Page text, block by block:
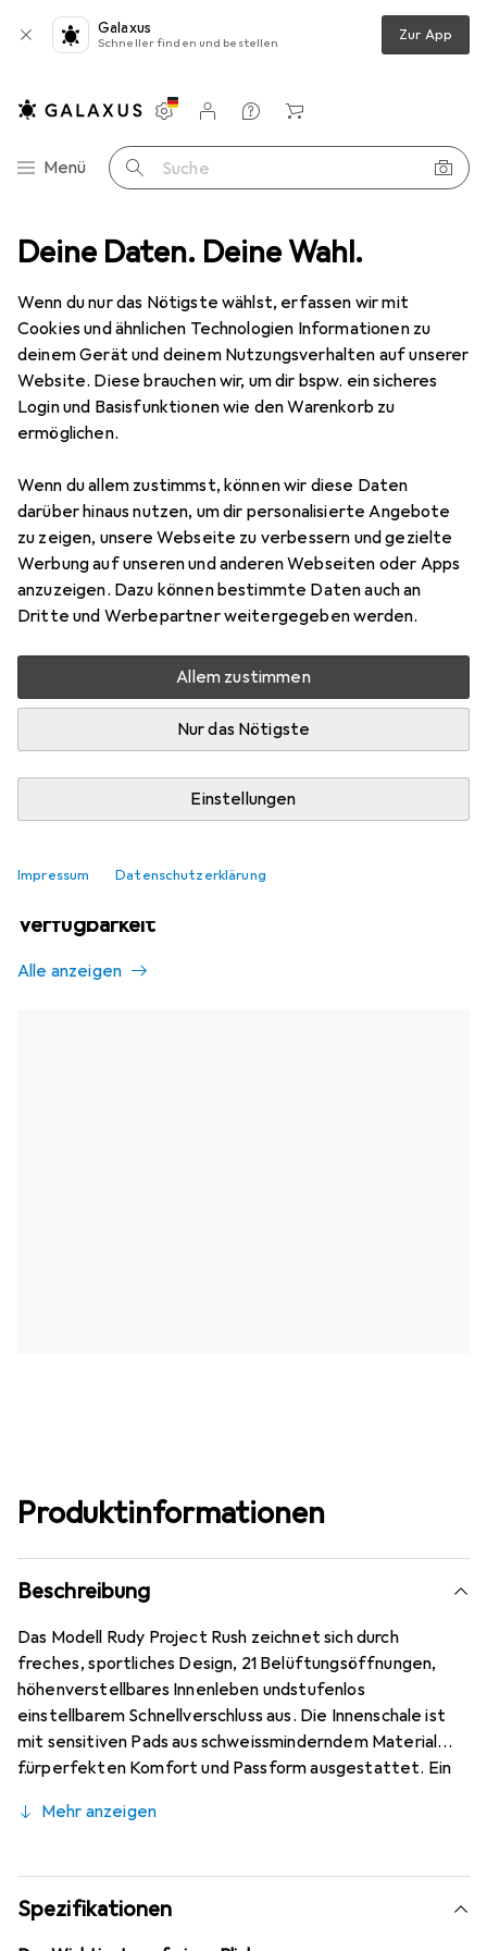
Deine Daten. Deine Wahl.
Wenn du nur das Nötigste wählst, erfassen wir mit
Cookies und ähnlichen Technologien Informationen zu
deinem Gerät und deinem Nutzungsverhalten auf unserer
Website. Diese brauchen wir, um dir bspw. ein sicheres
Login und Basisfunktionen wie den Warenkorb zu
ermöglichen.
Wenn du allem zustimmst, können wir diese Daten
darüber hinaus nutzen, um dir personalisierte Angebote
zu zeigen, unsere Webseite zu verbessern und gezielte
Werbung auf unseren und anderen Webseiten oder Apps
anzuzeigen. Dazu können bestimmte Daten auch an
Dritte und Werbepartner weitergegeben werden.
Allem zustimmen
Nur das Nötigste
Einstellungen
Impressum Datenschutzerklärung
Galaxus
Schneller finden und bestellen Zur App
Navigation nach Kategorien
Menü Suche
Einstellungen
Kundenkonto
Vergleichslisten
Merklisten
Warenkorb
Bike Veloausrüstung Velohelm Rudy Project Rush
8 Bilder
Rudy ProjectRush
54 - 58 cm
Bewertungen Marke
Mehr von Rudy Project
Aktuell nicht lieferbar
Benachrichtigen, wenn lieferbar
Vergleichen Merken
Verfügbarkeit
Alle anzeigen
Produktinformationen
Beschreibung
Das Modell Rudy Project Rush zeichnet sich durch
freches, sportliches Design, 21 Belüftungsöffnungen,
höhenverstellbares Innenleben undstufenlos
einstellbarem Schnellverschluss aus. Die Innenschale ist
mit sensitiven Pads aus schweissminderndem Material
fürperfekten Komfort und Passform ausgestattet. Ein
oberste Ziel von Rudy Project ist die Minimierung von
der bewährten In Mold Technologie, dem direkten
Einspritzen der schützenden Polystyrolmasse (EPS) in die
Polycarbonatschale, um eine deutlich festere,
Mehr anzeigen
Spezifikationen